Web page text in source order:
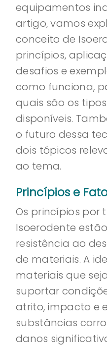
equipamentos
artigo, vamos
conceito de
princípios,
desafios e
como funciona,
quais são os
disponíveis.
o futuro dessa
dois tópicos
ao tema.
Princípios e
Os princípios por
Isoerodente
resistência ao
de materiais. A
materiais que
suportar
atrito, impacto e
substâncias
danos